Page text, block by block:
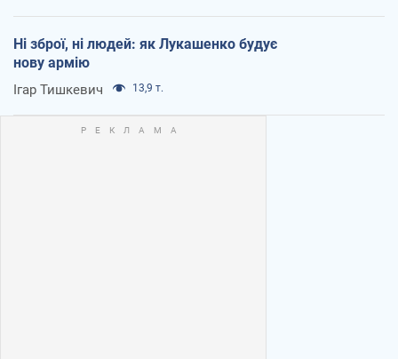
Ні зброї, ні людей: як Лукашенко будує
нову армію
Ігар Тишкевич 13,9 т.